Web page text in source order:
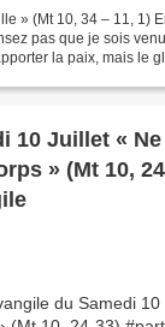
» (Mt 10, 34 – 11, 1)
pas que je sois
la paix, mais le
10 Juillet «
» (Mt 10,